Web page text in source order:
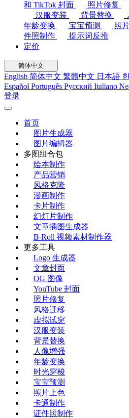
和 TikTok 封面
照片修复
汉服变装
背景替换
年龄变换
宝宝预测 照
件照制作
提示词反推
定价
简体中文
English 简体中文 繁體中文 日本語
Español Português Русский Italiano
登录
首页
图片生成器
图片编辑器
多图组合包
绘本制作
产品营销
风格克隆
漫画制作
卡片制作
幻灯片制作
文章插图生成器
B-Roll 视频素材制作器
更多工具
Logo 生成器
文章封面
OG 图像
YouTube 封面
照片修复
风格迁移
虚拟试穿
汉服变装
背景替换
人像增强
年龄变换
时光穿梭
宝宝预测
照片上色
卡通制作
证件照制作